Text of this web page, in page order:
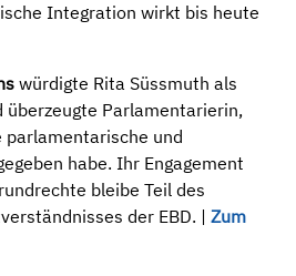
Integration wirkt bis heute
würdigte Rita Süssmuth als
überzeugte Parlamentarierin,
parlamentarische und
habe. Ihr Engagement
bleibe Teil des
der EBD. | Zum